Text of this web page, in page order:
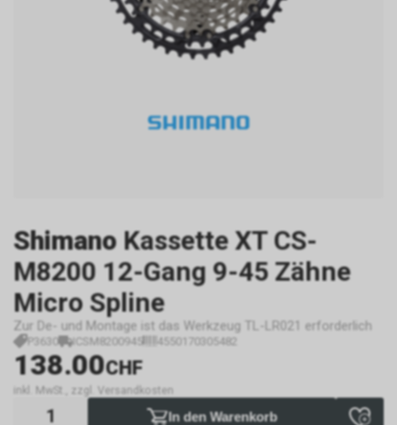
Shimano Kassette XT CS-
M8200 12-Gang 9-45 Zähne
Micro Spline
Zur De- und Montage ist das Werkzeug TL-LR021 erforderlich
P3630 ICSM8200945 4550170305482
138.00CHF
inkl. MwSt., zzgl. Versandkosten
In den Warenkorb